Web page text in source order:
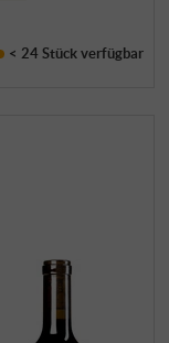
< 24 Stückverfügbar